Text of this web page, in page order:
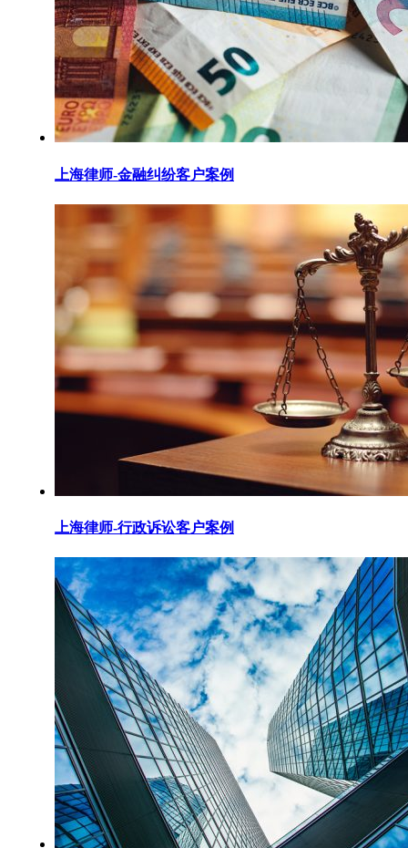
上海律师-金融纠纷客户案例
上海律师-行政诉讼客户案例